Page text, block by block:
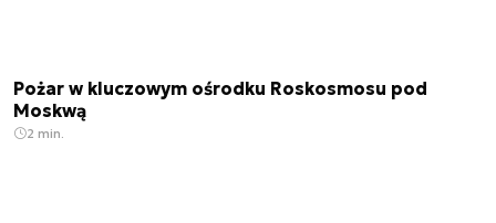
Pożar w kluczowym ośrodku Roskosmosu pod
Moskwą
2 min.